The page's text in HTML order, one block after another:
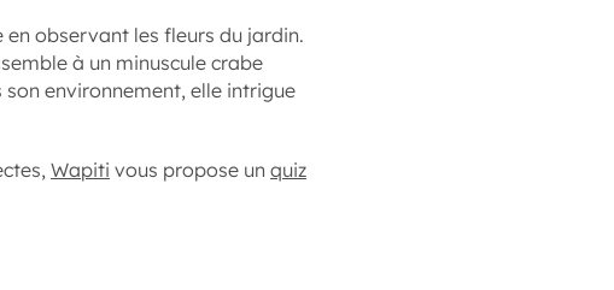
observant les fleurs du jardin.
à un minuscule crabe
environnement, elle intrigue
Wapiti vous propose un quiz